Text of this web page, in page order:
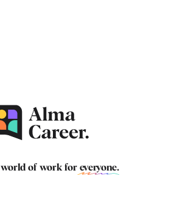
of work for everyone.